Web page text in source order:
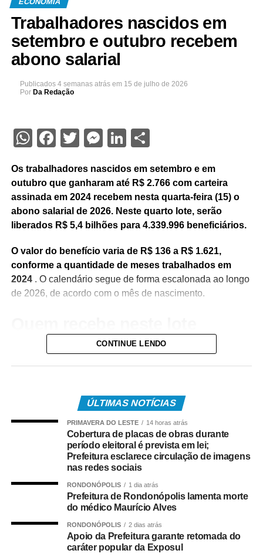
Trabalhadores nascidos em
setembro e outubro recebem
abono salarial
Publicados 4 semanas atrás em 15 de julho de 2026
Por Da Redação
WhatsApp
Facebook
Twitter
Messenger
LinkedIn
Share
Os trabalhadores nascidos em setembro e em
outubro que ganharam até R$ 2.766 com carteira
assinada em 2024 recebem nesta quarta-feira (15) o
abono salarial de 2026. Neste quarto lote, serão
liberados R$ 5,4 bilhões para 4.339.996 beneficiários.
O valor do benefício varia de R$ 136 a R$ 1.621,
conforme a quantidade de meses trabalhados em
2024. O calendário segue de forma escalonada ao longo
de 2026, de acordo com o mês de nascimento.
Do total de contemplados em maio:
pagamento feito pela Caixa Econômica Federal,
• 499.509 são servidores públicos, inscritos no Programa
de Formação do Patrimônio do Servidor Público (Pasep),
pagos pelo Banco do Brasil, com total de cerca de R$
600 milhões.
Quem tem direito ao Abono
Salarial
CONTINUE LENDO
ÚLTIMAS NOTÍCIAS
PRIMAVERA DO LESTE 14 horas atrás
Cobertura de placas de obras durante
período eleitoral é prevista em lei;
Prefeitura esclarece circulação de imagens
nas redes sociais
RONDONÓPOLIS 1 dia atrás
Prefeitura de Rondonópolis lamenta morte
do médico Maurício Alves
RONDONÓPOLIS 2 dias atrás
Apoio da Prefeitura garante retomada do
caráter popular da Exposul